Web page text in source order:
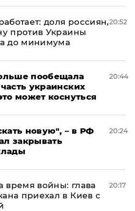
доля россиян,
против Украины
до минимума
20:52
пообещала
украинских
может коснуться
20:44
новую", – в РФ
закрывать
20:24
время войны: глава
приехал в Киев с
20:17